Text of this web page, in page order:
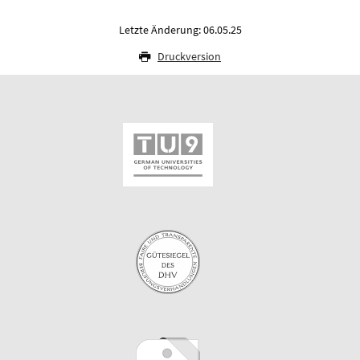
Letzte Änderung: 06.05.25
Druckversion